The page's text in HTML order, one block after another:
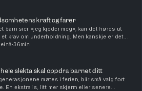
kraft og farer
barn sier «jeg kjeder meg», kan det høres ut
et krav om underholdning. Men kanskje er det
som skjer akkurat der, i tomrommet før
36min
hele slekta skal oppdra barnet ditt
møtes i ferien, blir små valg fort
En ekstra is, litt mer skjerm eller senere